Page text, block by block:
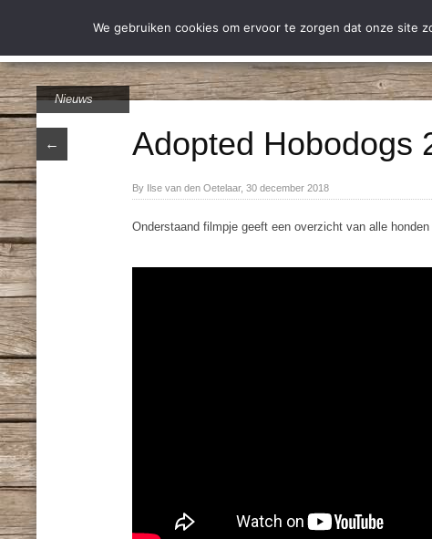
Wie zijn wij Over Stichting
←
Nieuws
Adopted Hobodogs
By Ilse van den Oetelaar, 30 december 2018
Onderstaand filmpje geeft een overzicht van alle
We gebruiken cookies om ervoor te zorgen dat onze site